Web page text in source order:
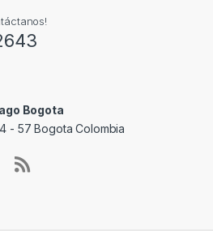
Bogota
- 57 Bogota Colombia